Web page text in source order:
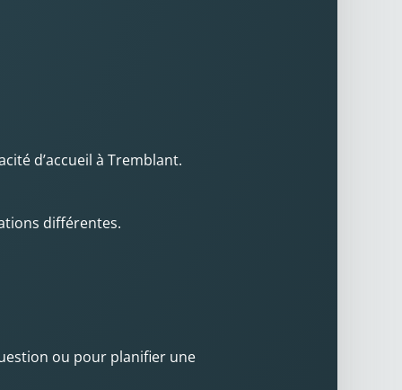
d’accueil à Tremblant.
différentes.
ou pour planifier une